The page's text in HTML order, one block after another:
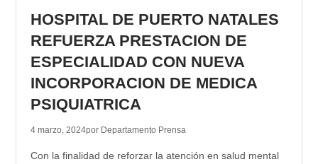
HOSPITAL DE PUERTO NATALES
REFUERZA PRESTACION DE
ESPECIALIDAD CON NUEVA
INCORPORACION DE MEDICA
PSIQUIATRICA
4 marzo, 2024por Departamento Prensa
Con la finalidad de reforzar la atención en salud mental